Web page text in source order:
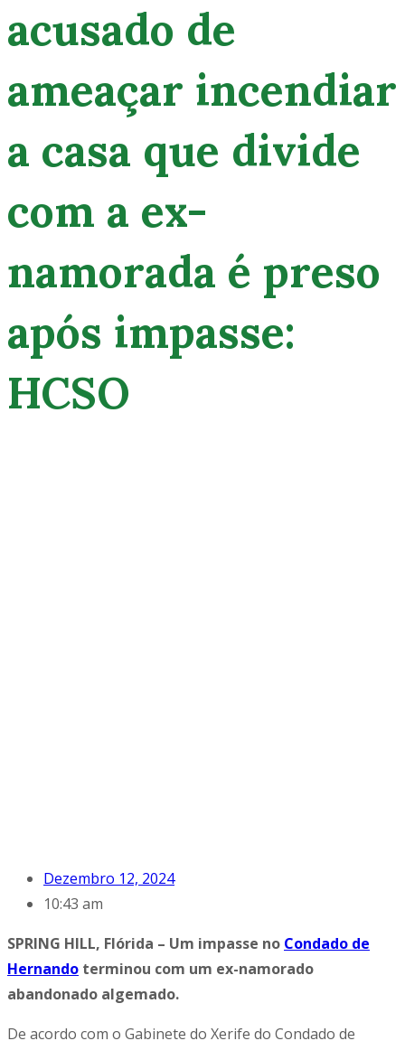
acusado de
ameaçar incendiar
a casa que divide
com a ex-
namorada é preso
após impasse:
HCSO
Dezembro 12, 2024
10:43 am
SPRING HILL, Flórida – Um impasse no Condado de
Hernando terminou com um ex-namorado
abandonado algemado.
De acordo com o Gabinete do Xerife do Condado de